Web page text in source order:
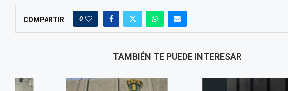
COMPARTIR 0
TAMBIÉN TE PUEDE INTERESAR